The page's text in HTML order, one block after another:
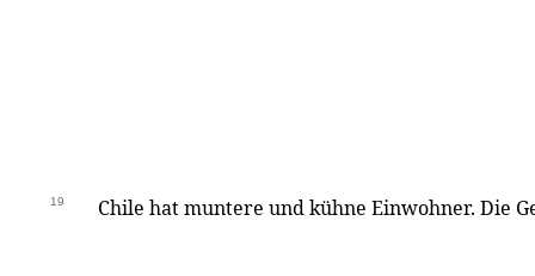
19 Chile hat muntere und kühne Einwohner. Die